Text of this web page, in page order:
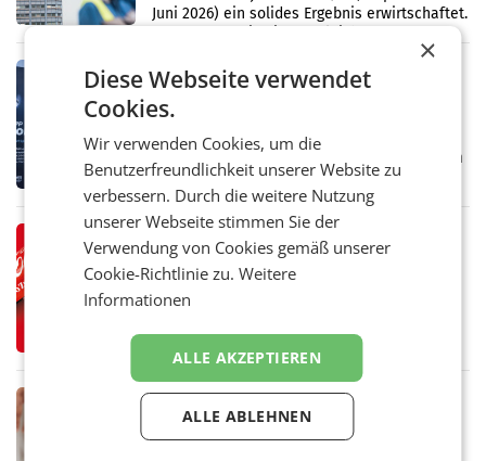
Juni 2026) ein solides Ergebnis erwirtschaftet.
RETAIL
Kühl-Spray: SN Sports bringt „Keep
Cool“ auf den Markt
Die SN Sports GmbH bringt gemeinsam mit
der Firma Feygenblatt FloGu OG einen neuen
Kühl- und Regenerations-Spray auf den
Markt. Das Produkt namens „Keep Cool“ ist zu
100 Prozent
Coca-Cola präsentiert
weiterentwickelte visuelle
Markenidentität
Coca-Cola stellt ab Anfang August eine
weiterentwickelte visuelle Identität seiner
Verpackungen in Österreich vor. Im
Mittelpunkt des Redesigns stehen zentrale
Gestaltungselemente
RETAIL
Vöslauer 1,5-Liter-rePET-Flasche
×
Diese Webseite verwendet
Cookies.
Wir verwenden Cookies, um die
Benutzerfreundlichkeit unserer Website zu
verbessern. Durch die weitere Nutzung
unserer Webseite stimmen Sie der
Verwendung von Cookies gemäß unserer
Cookie-Richtlinie zu.Weitere
Informationen
ALLE AKZEPTIEREN
ALLE ABLEHNEN